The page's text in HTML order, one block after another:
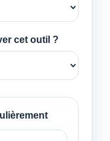
cet outil ?